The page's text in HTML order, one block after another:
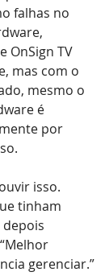
falhas no
OnSign TV
mas com o
mesmo o
é
por
isso.
tinham
depois
gerenciar.”